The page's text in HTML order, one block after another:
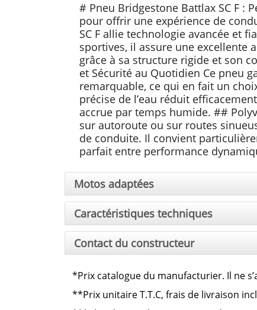
# Pneu Bridgestone Battlax SC F :
pour offrir une expérience de
SC F allie technologie avancée et
sportives, il assure une excellente
grâce à sa structure rigide et son
et Sécurité au Quotidien Ce pneu
remarquable, ce qui en fait un
précise de l’eau réduit
accrue par temps humide. ##
sur autoroute ou sur routes
de conduite. Il convient
parfait entre performance
Motos adaptées
Caractéristiques techniques
Contact du constructeur
*Prix catalogue du manufacturier. Il ne
**Prix unitaire T.T.C, frais de livraison